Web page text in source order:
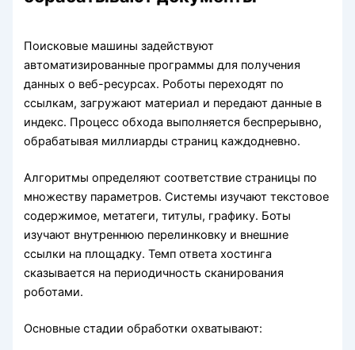
Поисковые машины задействуют
автоматизированные программы для получения
данных о веб-ресурсах. Роботы переходят по
ссылкам, загружают материал и передают данные в
индекс. Процесс обхода выполняется беспрерывно,
обрабатывая миллиарды страниц каждодневно.
Алгоритмы определяют соответствие страницы по
множеству параметров. Системы изучают текстовое
содержимое, метатеги, титулы, графику. Боты
изучают внутреннюю перелинковку и внешние
ссылки на площадку. Темп ответа хостинга
сказывается на периодичность сканирования
роботами.
Основные стадии обработки охватывают: